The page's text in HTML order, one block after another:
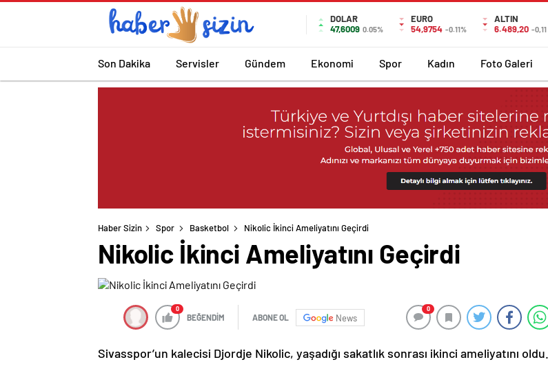
DOLAR
47,6009 0.05%
EURO
54,9754 -0.11%
ALTIN
6.489,20 -0,11
Son Dakika Servisler Gündem Ekonomi Spor Kadın Foto Galeri
Haber Sizin Spor Basketbol Nikolic İkinci Ameliyatını Geçirdi
Nikolic İkinci Ameliyatını Geçirdi
0
BEĞENDİM ABONE OL News
0
Sivasspor’un kalecisi Djordje Nikolic, yaşadığı sakatlık sonrası ikinci ameliyatını oldu.